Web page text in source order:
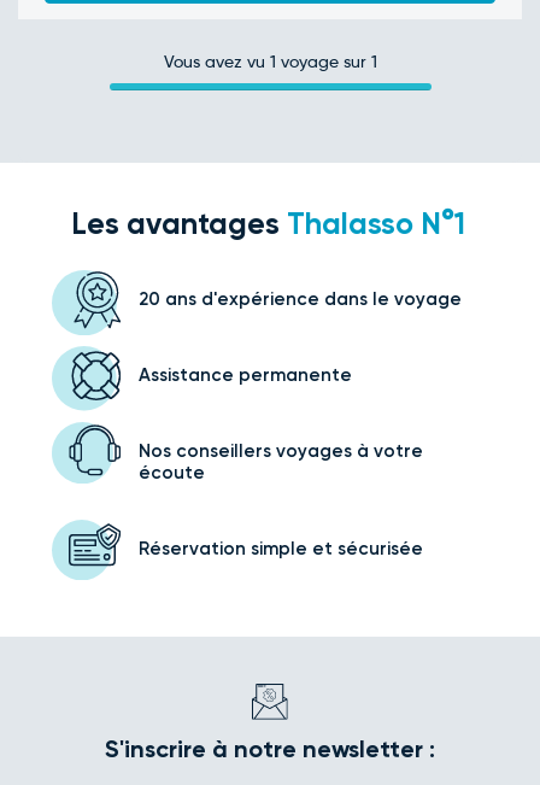
Vous avez vu 1 voyage sur 1
Les avantages Thalasso N°1
20 ans d'expérience dans le voyage
Assistance permanente
Nos conseillers voyagesà votre
écoute
Réservation simple et sécurisée
S'inscrire à notre newsletter :